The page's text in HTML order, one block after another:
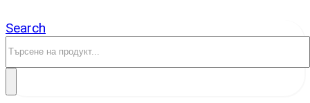
Search